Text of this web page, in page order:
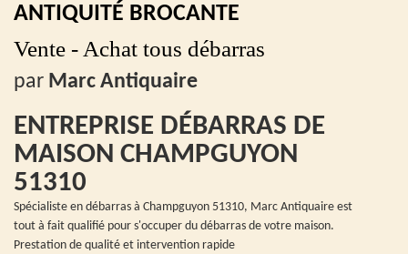
ANTIQUITÉ BROCANTE
Vente - Achat tous débarras
par Marc Antiquaire
ENTREPRISE DÉBARRAS DE
MAISON CHAMPGUYON
51310
Spécialiste en débarras à Champguyon 51310, Marc Antiquaire est
tout à fait qualifié pour s'occuper du débarras de votre maison.
Prestation de qualité et intervention rapide